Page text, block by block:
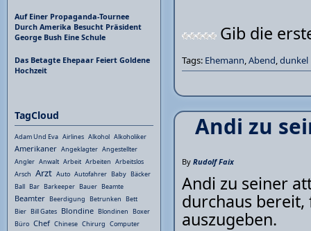
Gib die
Tags: Ehemann,Abend,dunkel
Andi zu
By Rudolf Faix
Andi zu seiner
durchaus bereit,
auszugeben.
Auf Einer Propaganda-Tournee
Durch Amerika Besucht Präsident
George Bush Eine Schule
Das Betagte Ehepaar Feiert Goldene
Hochzeit
TagCloud
Adam Und Eva Airlines Alkohol Alkoholiker
Amerikaner Angeklagter Angestellter
Angler Anwalt Arbeit Arbeiten Arbeitslos
Arsch Arzt Auto Autofahrer Baby Bäcker
Ball Bar Barkeeper Bauer Beamte
Beamter Beerdigung Betrunken Bett
Bier Bill Gates Blondine Blondinen Boxer
Büro Chef Chinese Chirurg Computer